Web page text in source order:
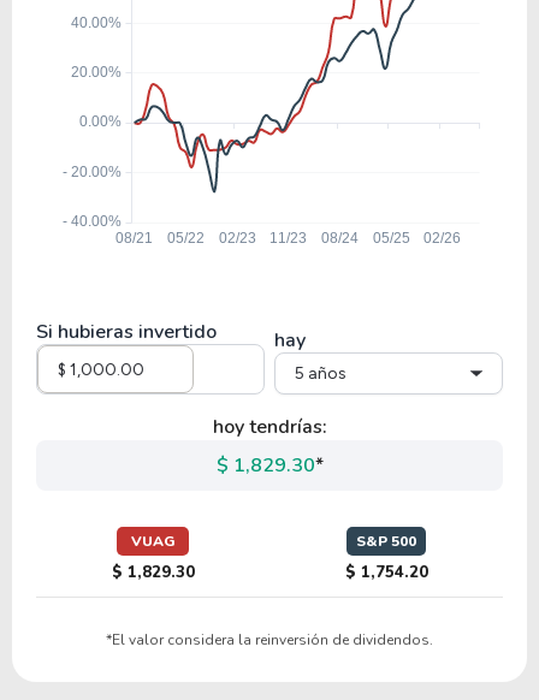
Si hubieras invertido hay
5 años
hoy tendrías:
$ 1,829.30*
VUAG
$ 1,829.30
S&P 500
$ 1,754.20
*El valor considera la reinversión de dividendos.